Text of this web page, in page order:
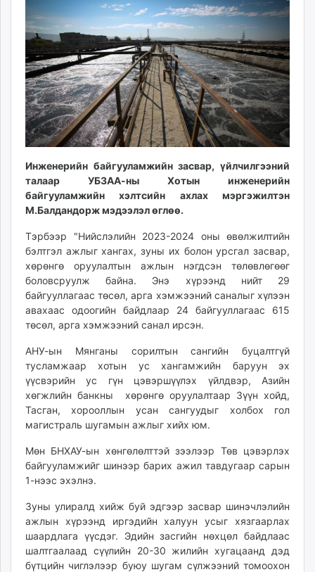
ikon.mn
mnb.mn
Livetv.mn
Eguur.mn
24tsag.mn
shuud.mn
eagle.mn
ergelt.mn
today.mn
zuv.mn
mminfo.mn
urlag.mn
unen.mn
asu.mn
shudarga.mn
shuurhai.mn
unuudur.mn
isee.mn
mglradio.com
fact.mn
itoim.mn
tumen.mn
shuum.mn
times.mn
tvmongolia.mn
mass.mn
unegui.mn
assa.mn
toim.mn
tac.mn
Инженерийн байгууламжийн засвар, үйлчилгээний
талаар УБЗАА-ны Хотын инженерийн
байгууламжийн хэлтсийн ахлах мэргэжилтэн
М.Балдандорж мэдээлэл өглөө.
Тэрбээр "Нийслэлийн 2023-2024 оны өвөлжилтийн
бэлтгэл ажлыг хангах, зуны их болон урсгал засвар,
хөрөнгө оруулалтын ажлын нэгдсэн төлөвлөгөөг
боловсруулж байна. Энэ хүрээнд нийт 29
байгууллагаас төсөл, арга хэмжээний саналыг хүлээн
авахаас одоогийн байдлаар 24 байгууллагаас 615
төсөл, арга хэмжээний санал ирсэн.
АНУ-ын Мянганы сорилтын сангийн буцалтгүй
тусламжаар хотын ус хангамжийн баруун эх
үүсвэрийн ус гүн цэвэршүүлэх үйлдвэр, Азийн
хөгжлийн банкны хөрөнгө оруулалтаар Зүүн хойд,
Тасган, хорооллын усан сангуудыг холбох гол
магистраль шугамын ажлыг хийх юм.
Мөн БНХАУ-ын хөнгөлөлттэй зээлээр Төв цэвэрлэх
байгууламжийг шинээр барих ажил тавдугаар сарын
1-нээс эхэлнэ.
Зуны улиралд хийж буй эдгээр засвар шинэчлэлийн
ажлын хүрээнд иргэдийн халуун усыг хязгаарлах
шаардлага үүсдэг. Эдийн засгийн нөхцөл байдлаас
шалтгаалаад сүүлийн 20-30 жилийн хугацаанд дэд
бүтцийн чиглэлээр буюу шугам сүлжээний томоохон